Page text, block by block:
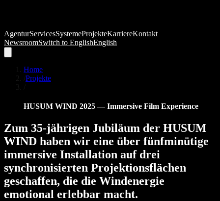
AgenturServicesSystemeProjekteKarriereKontakt
NewsroomSwitch to EnglishEnglish
Home
Projekte
HUSUM WIND 2025 — Immersive Film Experience
Zum 35-jährigen Jubiläum der HUSUM
WIND haben wir eine über fünfminütige
immersive Installation auf drei
synchronisierten Projektionsflächen
geschaffen, die die Windenergie
emotional erlebbar macht.